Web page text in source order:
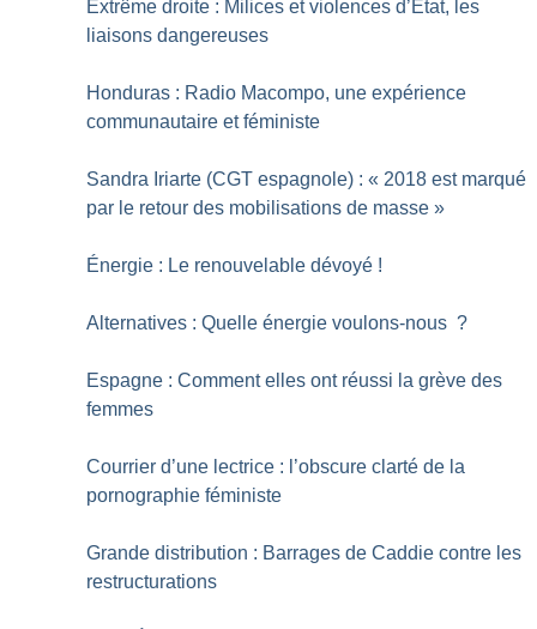
Extrême droite : Milices et violences d’État, les
liaisons dangereuses
Honduras : Radio Macompo, une expérience
communautaire et féministe
Sandra Iriarte (CGT espagnole) : « 2018 est marqué
par le retour des mobilisations de masse »
Énergie : Le renouvelable dévoyé !
Alternatives : Quelle énergie voulons-nous ?
Espagne : Comment elles ont réussi la grève des
femmes
Courrier d’une lectrice : l’obscure clarté de la
pornographie féministe
Grande distribution : Barrages de Caddie contre les
restructurations